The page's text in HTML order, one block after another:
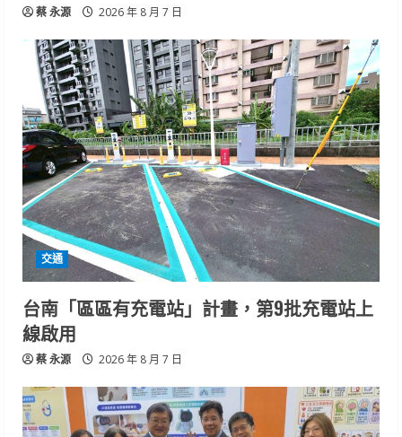
蔡 永源 2026 年 8 月 7 日
交通
台南「區區有充電站」計畫，第9批充電站上
線啟用
蔡 永源 2026 年 8 月 7 日